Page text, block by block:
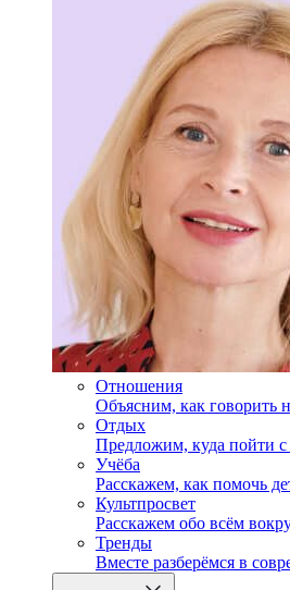
Отношения
Объясним, как говорить
Отдых
Предложим, куда пойти с
Учёба
Расскажем, как помочь
Культпросвет
Расскажем обо всём
Тренды
Вместе разберёмся в